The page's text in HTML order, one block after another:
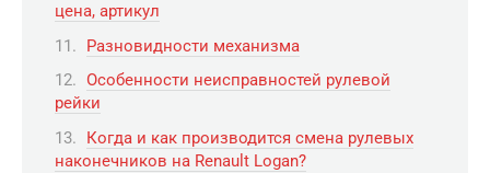
цена, артикул
Разновидности механизма
Особенности неисправностей рулевой
рейки
Когда и как производится смена рулевых
наконечников на Renault Logan?